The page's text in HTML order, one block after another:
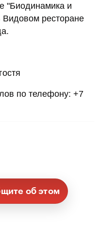
"Биодинамика и
Видовом ресторане
по телефону: +7
об этом